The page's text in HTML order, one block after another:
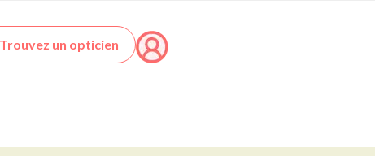
Trouvez un opticien